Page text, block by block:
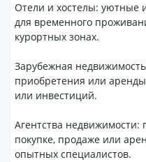
Отели и хостелы: уютные
для временного
курортных зонах.
Зарубежная
приобретения или
или инвестиций.
Агентства недвижимости:
покупке, продаже или
опытных специалистов.